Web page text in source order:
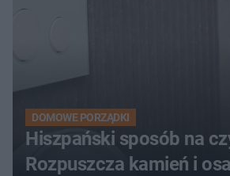
DOMOWE PORZĄDKI
Hiszpański sposób na
Rozpuszcza kamień i